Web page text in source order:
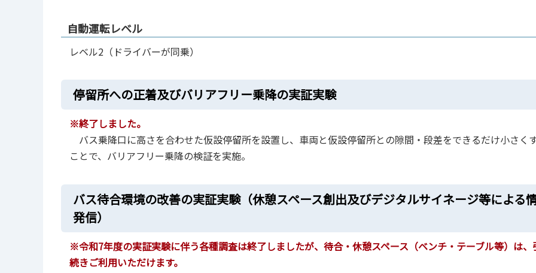
自動運転レベル
レベル2（ドライバーが同乗）
停留所への正着及びバリアフリー乗降の実証実験
※終了しました。
バス乗降口に高さを合わせた仮設停留所を設置し、車両と仮設停留所との隙間・段差をできるだけ小さく
ことで、バリアフリー乗降の検証を実施。
バス待合環境の改善の実証実験（休憩スペース創出及びデジタルサイネージ等による
発信）
※令和7年度の実証実験に伴う各種調査は終了しましたが、待合‧休憩スペース（ベンチ‧テーブル等）は、
続きご利⽤いただけます。